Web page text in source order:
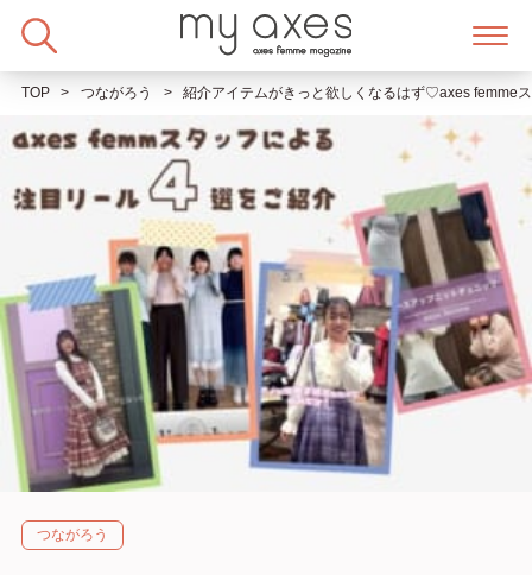
TOP つながろう 紹介アイテムがきっと欲しくなるはず♡axes femme
つながろう